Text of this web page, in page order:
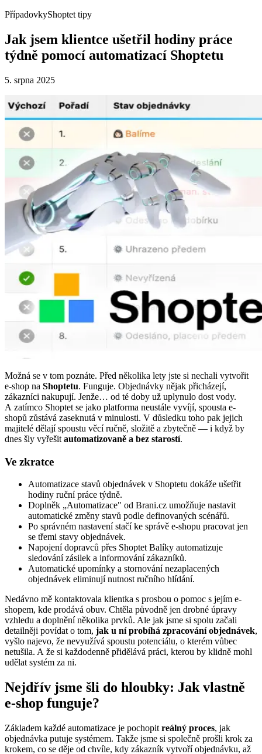
PřípadovkyShoptet tipy
Jak jsem klientce ušetřil hodiny práce
týdně pomocí automatizací Shoptetu
5. srpna 2025
Možná se v tom poznáte. Před několika lety jste si nechali vytvořit
e-shop na Shoptetu. Funguje. Objednávky nějak přicházejí,
zákazníci nakupují. Jenže… od té doby už uplynulo dost vody.
A zatímco Shoptet se jako platforma neustále vyvíjí, spousta e-
shopů zůstává zaseknutá v minulosti. V důsledku toho pak jejich
majitelé dělají spoustu věcí ručně, složitě a zbytečně — i když by
dnes šly vyřešit automatizovaně a bez starostí.
Ve zkratce
Automatizace stavů objednávek v Shoptetu dokáže ušetřit
hodiny ruční práce týdně.
Doplněk „Automatizace" od Brani.cz umožňuje nastavit
automatické změny stavů podle definovaných scénářů.
Po správném nastavení stačí ke správě e-shopu pracovat jen
se třemi stavy objednávek.
Napojení dopravců přes Shoptet Balíky automatizuje
sledování zásilek a informování zákazníků.
Automatické upomínky a stornování nezaplacených
objednávek eliminují nutnost ručního hlídání.
Nedávno mě kontaktovala klientka s prosbou o pomoc s jejím e-
shopem, kde prodává obuv. Chtěla původně jen drobné úpravy
vzhledu a doplnění několika prvků. Ale jak jsme si spolu začali
detailněji povídat o tom, jak u ní probíhá zpracování objednávek,
vyšlo najevo, že nevyužívá spoustu potenciálu, o kterém vůbec
netušila. A že si každodenně přidělává práci, kterou by klidně mohl
udělat systém za ni.
Nejdřív jsme šli do hloubky: Jak vlastně
e-shop funguje?
Základem každé automatizace je pochopit reálný proces, jak
objednávka putuje systémem. Takže jsme si společně prošli krok za
krokem, co se děje od chvíle, kdy zákazník vytvoří objednávku, až